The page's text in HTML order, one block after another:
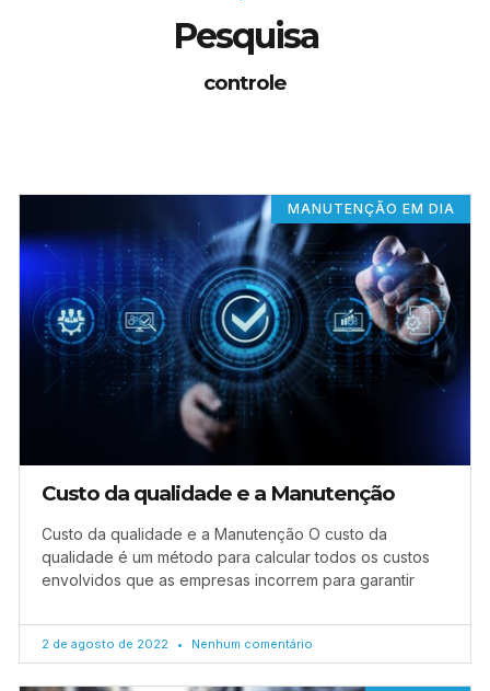
Pesquisa
controle
MANUTENÇÃO EM DIA
Custo da qualidade e a Manutenção
Custo da qualidade e a Manutenção O custo da
qualidade é um método para calcular todos os custos
envolvidos que as empresas incorrem para garantir
2 de agosto de 2022 Nenhum comentário